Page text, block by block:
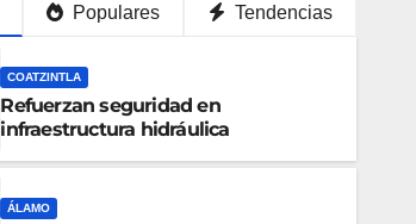
Populares Tendencias
COATZINTLA
Refuerzan seguridad en
infraestructura hidráulica
ÁLAMO